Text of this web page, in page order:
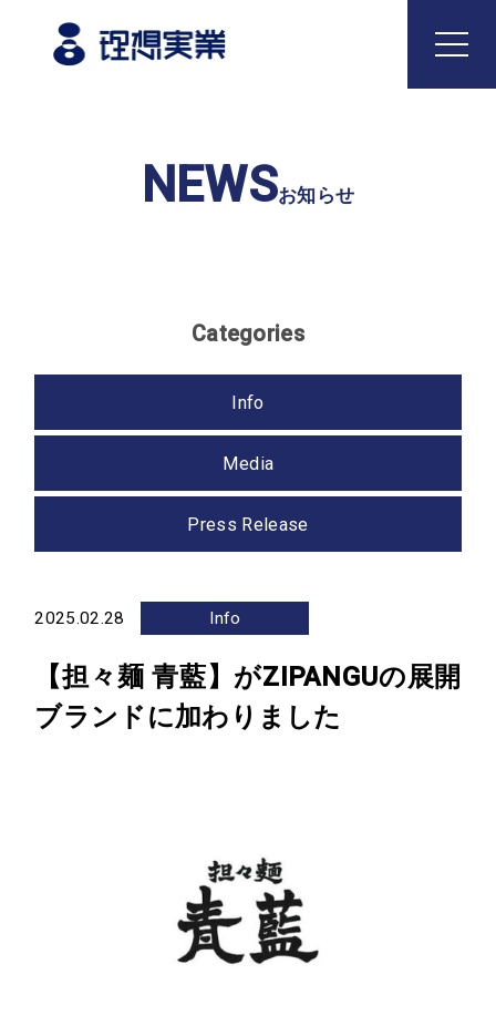
トップ
Business
事業内容
どうとんぼり神座 国内飲食事業
Company
経営陣紹介
アクセス 沿革
グループ会社
News
お知らせ
NEWSお知らせ
2025.02.28 Info
【担々麺 ⻘藍】がZIPANGUの展開
ブランドに加わりました
Categories
Info
Media
Press Release